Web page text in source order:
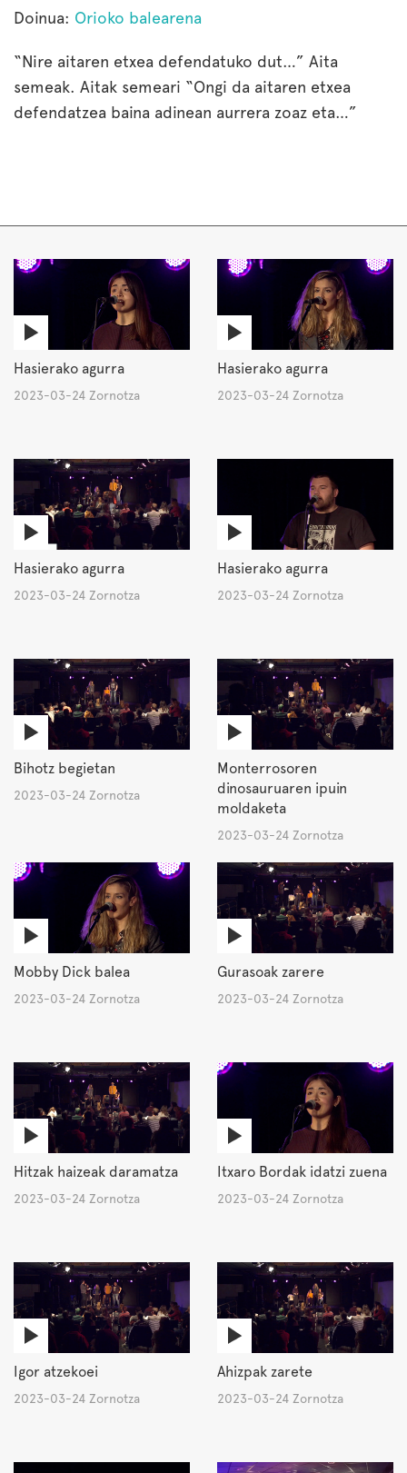
Doinua: Orioko balearena
“Nire aitaren etxea defendatuko dut…” Aita
semeak. Aitak semeari “Ongi da aitaren etxea
defendatzea baina adinean aurrera zoaz eta…”
Hasierako agurra
2023-03-24 Zornotza
Hasierako agurra
2023-03-24 Zornotza
Hasierako agurra
2023-03-24 Zornotza
Hasierako agurra
2023-03-24 Zornotza
Bihotz begietan
2023-03-24 Zornotza
Monterrosoren
dinosauruaren ipuin
moldaketa
2023-03-24 Zornotza
Mobby Dick balea
2023-03-24 Zornotza
Gurasoak zarere
2023-03-24 Zornotza
Hitzak haizeak daramatza
2023-03-24 Zornotza
Itxaro Bordak idatzi zuena
2023-03-24 Zornotza
Igor atzekoei
2023-03-24 Zornotza
Ahizpak zarete
2023-03-24 Zornotza